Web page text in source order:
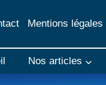
Mentions légales
Nos articles